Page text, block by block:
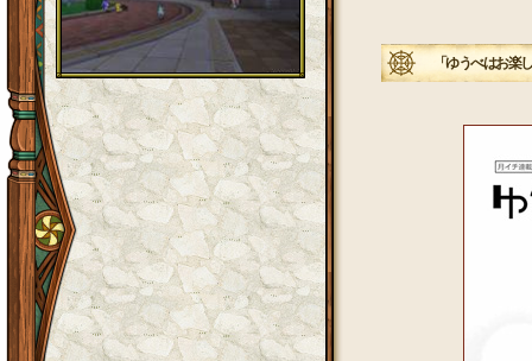
「ゆうべはお楽